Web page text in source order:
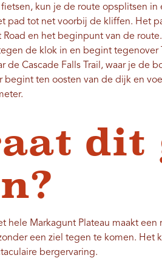
kun je de route opsplitsen
pad tot net voorbij de kliffen. Het
Road en het beginpunt van de
de klok in en begint
de Cascade Falls Trail, waar je de
begint ten oosten van de dijk en
dit
hele Markagunt Plateau maakt
een ziel tegen te komen. Het
bergervaring.